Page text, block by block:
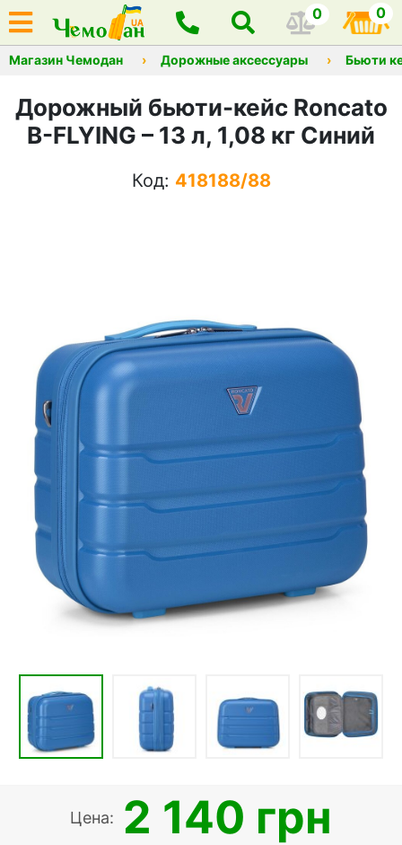
0 0
Магазин Чемодан Дорожные аксессуары Бьюти
Дорожный бьюти-кейс Roncato
B-FLYING – 13 л, 1,08 кг Синий
Код: 418188/88
Цена: 2 140 грн